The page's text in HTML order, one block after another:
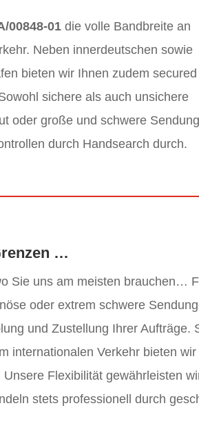
00848-01 die volle Bandbreite an
Neben innerdeutschen sowie
bieten wir Ihnen zudem secured
sichere als auch unsichere
oder große und schwere
durch Handsearch durch.
…
Sie uns am meisten brauchen…
oder extrem schwere
und Zustellung Ihrer Aufträge.
internationalen Verkehr bieten
Flexibilität gewährleisten
stets professionell durch